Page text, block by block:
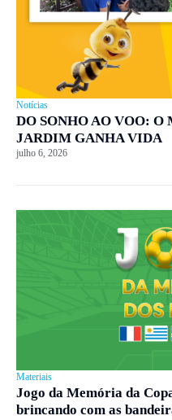
Notícias
DO SONHO AO VOO:
JARDIM GANHA VIDA
julho 6, 2026
Materiais
Jogo da Memória da
brincando com as